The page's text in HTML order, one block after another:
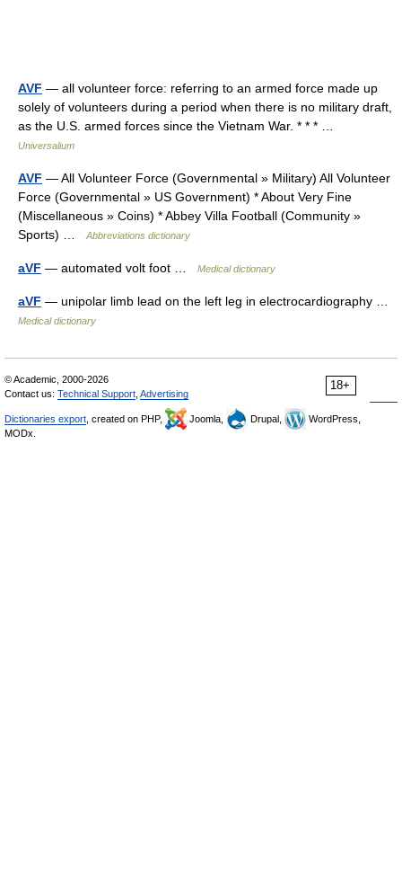
AVF — all volunteer force: referring to an armed force made up
solely of volunteers during a period when there is no military draft,
as the U.S. armed forces since the Vietnam War. * * * …
Universalium
AVF — All Volunteer Force (Governmental » Military) All Volunteer
Force (Governmental » US Government) * About Very Fine
(Miscellaneous » Coins) * Abbey Villa Football (Community »
Sports) …
Abbreviations dictionary
aVF — automated volt foot … Medical dictionary
aVF — unipolar limb lead on the left leg in electrocardiography …
Medical dictionary
18+
© Academic, 2000-2026
Contact us: Technical Support Advertising
Dictionaries export , created on PHP, Joomla, Drupal,
WordPress,
MODx.